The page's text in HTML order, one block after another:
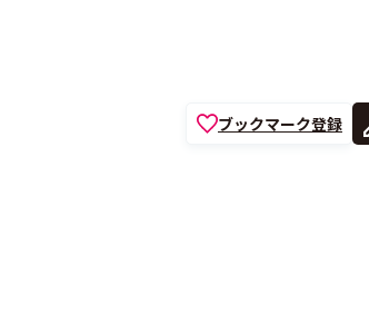
ブックマーク登録